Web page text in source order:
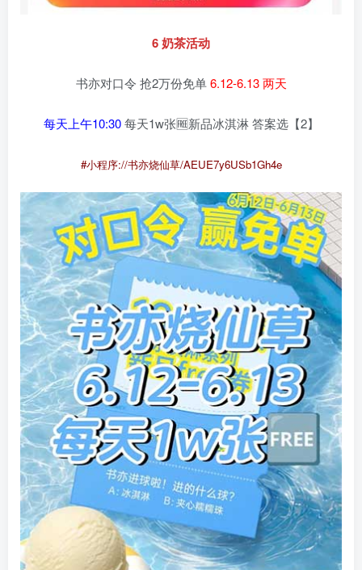
6 奶茶活动
书亦对口令 抢2万份免单6.12-6.13 两天
每天上午10:30每天1w张🆓新品冰淇淋 答案选【2】
#小程序://书亦烧仙草/AEUE7y6USb1Gh4e